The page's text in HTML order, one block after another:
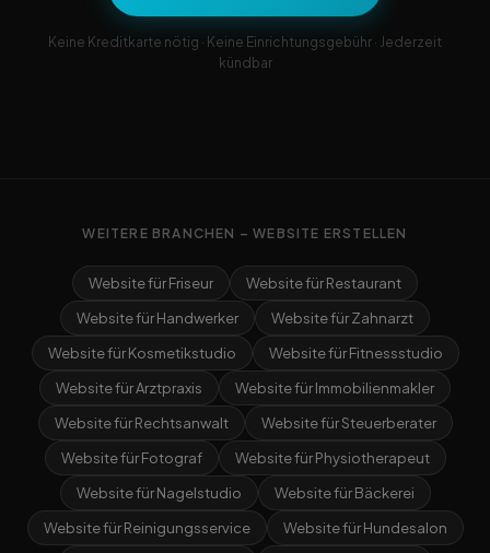
Keine Kreditkarte nötig · Keine Einrichtungsgebühr · Jederzeit
kündbar
WEITERE BRANCHEN – WEBSITE ERSTELLEN
Website für Friseur
Website für Restaurant
Website für Handwerker
Website für Zahnarzt
Website für Kosmetikstudio
Website für Fitnessstudio
Website für Arztpraxis
Website für Immobilienmakler
Website für Rechtsanwalt
Website für Steuerberater
Website für Fotograf
Website für Physiotherapeut
Website für Nagelstudio
Website für Bäckerei
Website für Reinigungsservice
Website für Hundesalon